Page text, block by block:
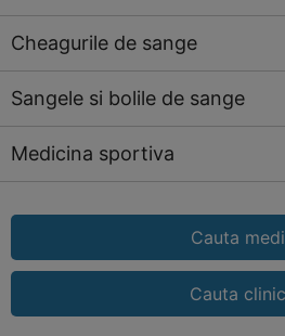
Cheagurile de sange
Sangele si bolile de sange
Medicina sportiva
Cauta
Cauta